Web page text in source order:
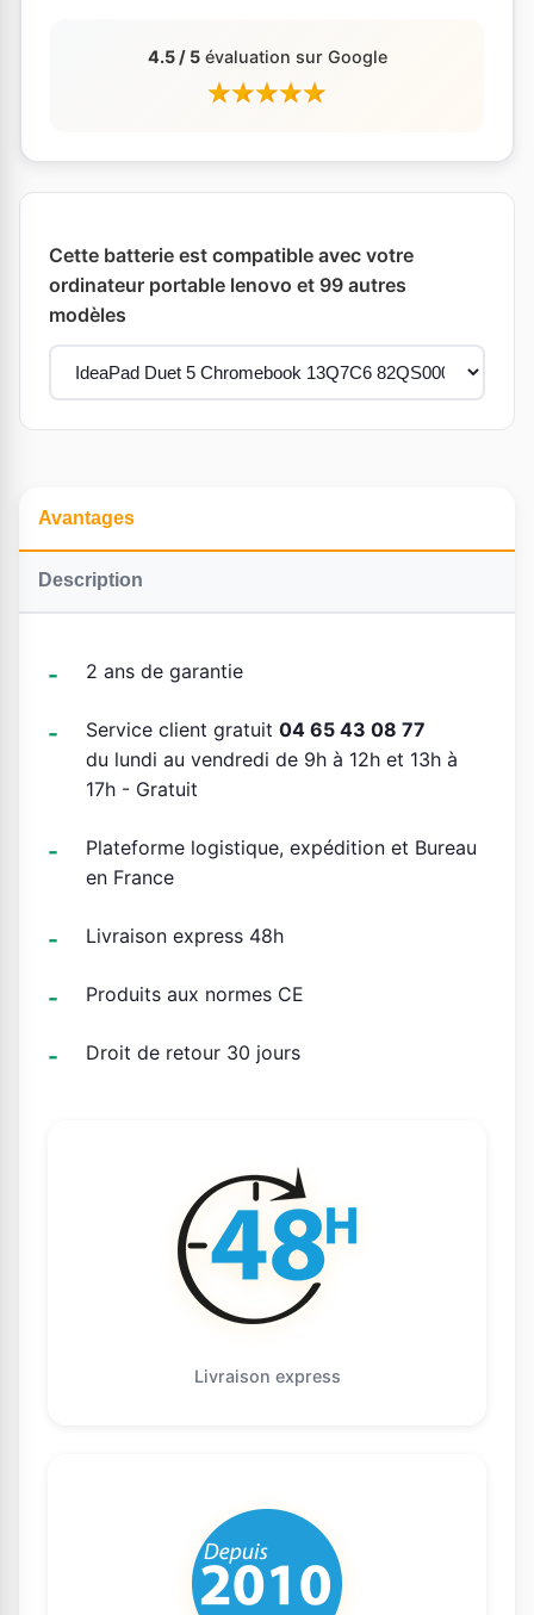
4.5 / 5évaluation sur Google
Cette batterie est compatible avec votre
ordinateur portable lenovo et 99 autres
modèles
Avantages
Description
2 ans de garantie
Service client gratuit 04 65 43 08 77
du lundi au vendredi de 9h à 12h et 13h à
17h - Gratuit
Plateforme logistique, expédition et Bureau
en France
Livraison express 48h
Produits aux normes CE
Droit de retour 30 jours
Livraison express